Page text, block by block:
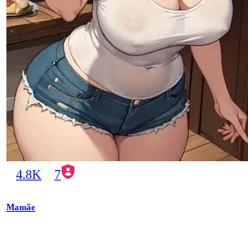
4.8K 7
Mamãe